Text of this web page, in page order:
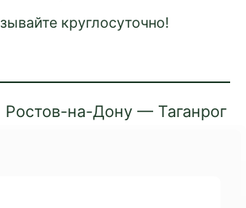
круглосуточно!
Ростов-на-Дону — Таганрог